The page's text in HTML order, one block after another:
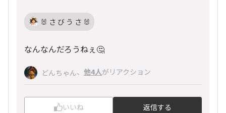
🐰 さ び う さ 🐰
なんなんだろうねぇ🤔
どんちゃん、 他4人がリアクション
いいね 返信する